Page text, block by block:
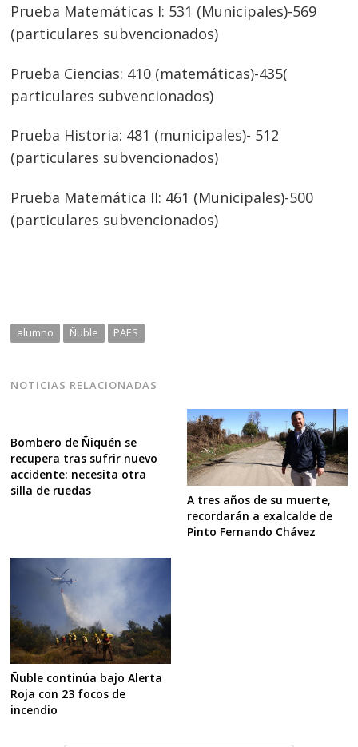
Prueba Matemáticas I: 531 (Municipales)-569
(particulares subvencionados)
Prueba Ciencias: 410 (matemáticas)-435(
particulares subvencionados)
Prueba Historia: 481 (municipales)- 512
(particulares subvencionados)
Prueba Matemática II: 461 (Municipales)-500
(particulares subvencionados)
alumno Ñuble PAES
NOTICIAS RELACIONADAS
Bombero de Ñiquén se
recupera tras sufrir nuevo
accidente: necesita otra
silla de ruedas
A tres años de su muerte,
recordarán a exalcalde de
Pinto Fernando Chávez
Ñuble continúa bajo Alerta
Roja con 23 focos de
incendio